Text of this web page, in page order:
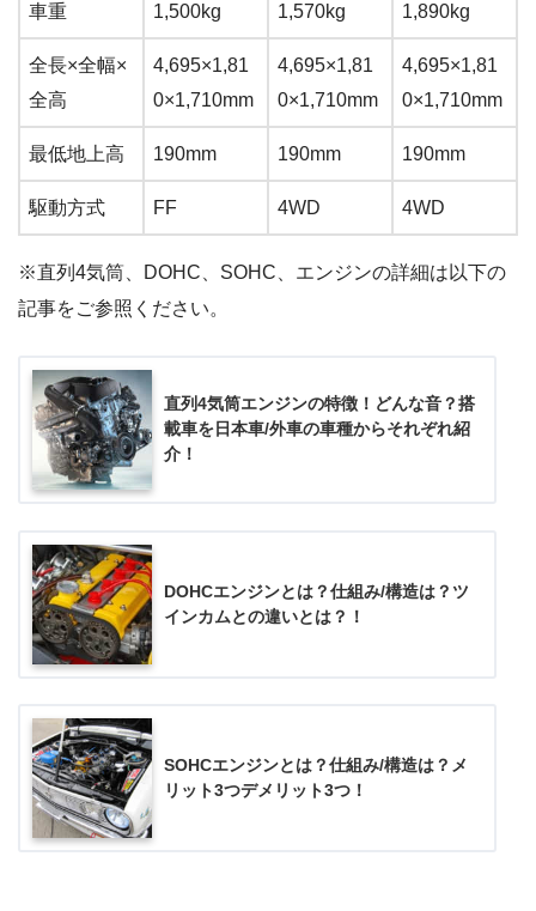
車重 1,500kg 1,570kg 1,890kg
全長×全幅×
全高
4,695×1,81
0×1,710mm
4,695×1,81
0×1,710mm
4,695×1,81
0×1,710mm
最低地上高 190mm 190mm 190mm
駆動方式 FF 4WD 4WD
※直列4気筒、DOHC、SOHC、エンジンの詳細は以下の
記事をご参照ください。
直列4気筒エンジンの特徴！どんな音？搭
載車を日本車/外車の車種からそれぞれ紹
介！
DOHCエンジンとは？仕組み/構造は？ツ
インカムとの違いとは？！
SOHCエンジンとは？仕組み/構造は？メ
リット3つデメリット3つ！